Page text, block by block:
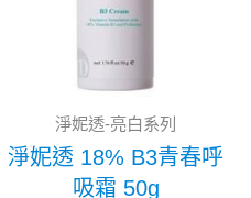
淨妮透-亮白系列
淨妮透 18% B3青春呼
吸霜 50g